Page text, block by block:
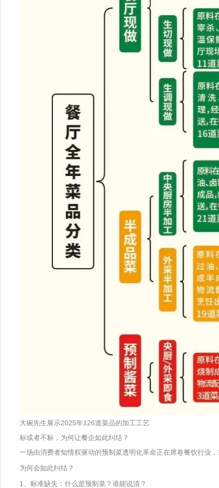
大碗先生展示2025年126道菜品的加工工艺
标或者不标，为何让餐企如此纠结？
一场由消费者知情权驱动的预制菜透明化革命正在席卷餐饮行业
为何会如此纠结？
1、标准缺失：什么是预制菜？谁能说清？